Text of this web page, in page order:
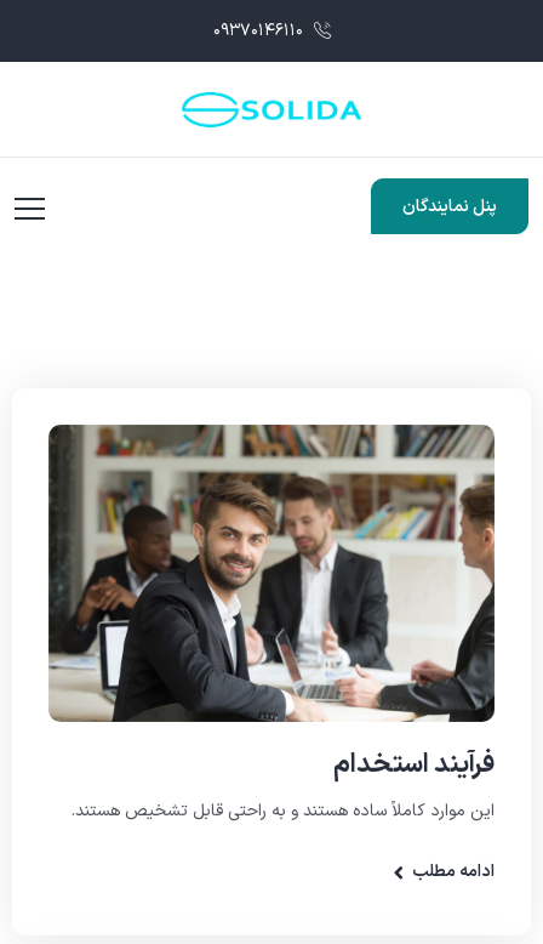
پنل نمایندگان
فرآیند استخدام
این موارد کاملاً ساده هستند و به راحتی قابل تشخیص هستند.
ادامه مطلب